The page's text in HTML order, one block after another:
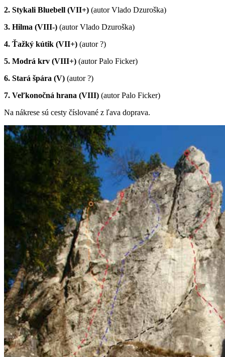
2. Stykali Bluebell (VII+) (autor Vlado Dzuroška)
3. Hilma (VIII-) (autor Vlado Dzuroška)
4. Ťažký kútik (VII+) (autor ?)
5. Modrá krv (VIII+) (autor Palo Ficker)
6. Stará špára (V) (autor ?)
7. Veľkonočná hrana (VIII) (autor Palo Ficker)
Na nákrese sú cesty číslované z ľava doprava.